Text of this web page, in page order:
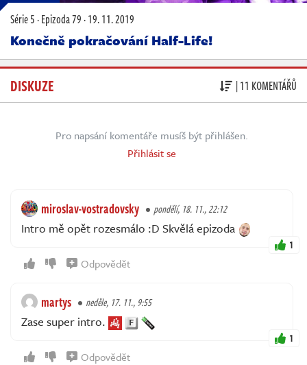
Série 5·Epizoda 79·19. 11. 2019
Konečně pokračování Half-Life!
DISKUZE | 11 KOMENTÁŘŮ
Pro napsání komentáře musíš být přihlášen.
Přihlásit se
miroslav-vostradovsky pondělí, 18. 11., 22:12
Intro mě opět rozesmálo :D Skvělá epizoda
1
Odpovědět
martys neděle, 17. 11., 9:55
Zase super intro.
1
Odpovědět